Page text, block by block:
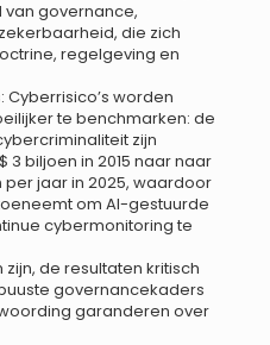
governance,
die zich
regelgeving en
: Cyberrisico’s worden
te benchmarken: de
zijn
biljoen in 2015 naar naar
per jaar in 2025, waardoor
om AI-gestuurde
cybermonitoring te
de resultaten kritisch
governancekaders
garanderen over